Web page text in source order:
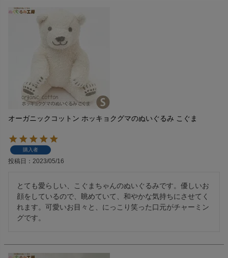
オーガニックコットン ホッキョクグマのぬいぐるみ こぐま
購入者
投稿日 2023/05/16
とても愛らしい、こぐまちゃんのぬいぐるみです。優しいお
顔をしているので、眺めていて、和やかな気持ちにさせてく
れます。可愛いお目々と、にっこり笑った口元がチャーミン
グです。